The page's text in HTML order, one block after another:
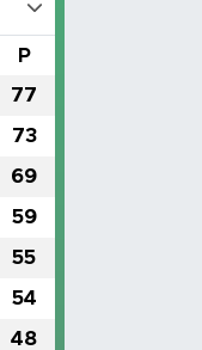
P
77
73
69
59
55
54
48